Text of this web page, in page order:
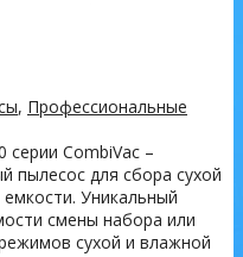
, Профессиональные
серии CombiVac –
пылесос для сбора сухой
Уникальный
смены набора или
сухой и влажной